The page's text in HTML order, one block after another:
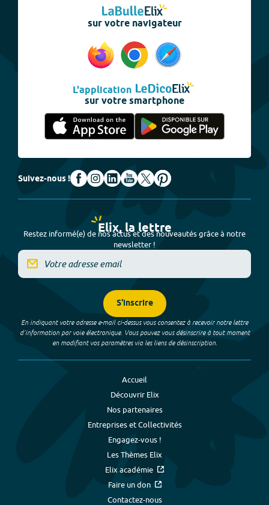
sur votre navigateur
L'application
sur votre smartphone
Suivez-nous !
Elix, la lettre
Restez informé(e) de nos actus et des nouveautés grâce à notre
newsletter !
S'inscrire
En indiquant votre adresse e-mail ci-dessus vous consentez à recevoir notre lettre
d’information par voie électronique. Vous pouvez vous désinscrire à tout moment
en modifiant vos paramètres via les liens de désinscription.
Accueil
Découvrir Elix
Nos partenaires
Entreprises et Collectivités
Engagez-vous !
Les Thèmes Elix
Elix académie
Faire un don
Contactez-nous